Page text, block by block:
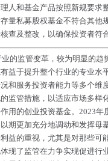
理人和基金产品按照新规要
量私募股权基金不符合其
查及整改，以确保投资者符
的监管变革，较为明显的
益于提升整个行业的专业
和服务投资者能力等多个
监管措施，以适应市场多
用的创业投资基金。2023
期更加充分地调动和发挥
益的重视，尤其是对那些
现了监管在力争实现促进